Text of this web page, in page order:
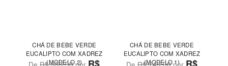
CHÁ DE BEBE VERDE
EUCALIPTO COM XADREZ
(MODELO 2)
CHÁ DE BEBE VERDE
EUCALIPTO COM XADREZ
(MODELO 1)